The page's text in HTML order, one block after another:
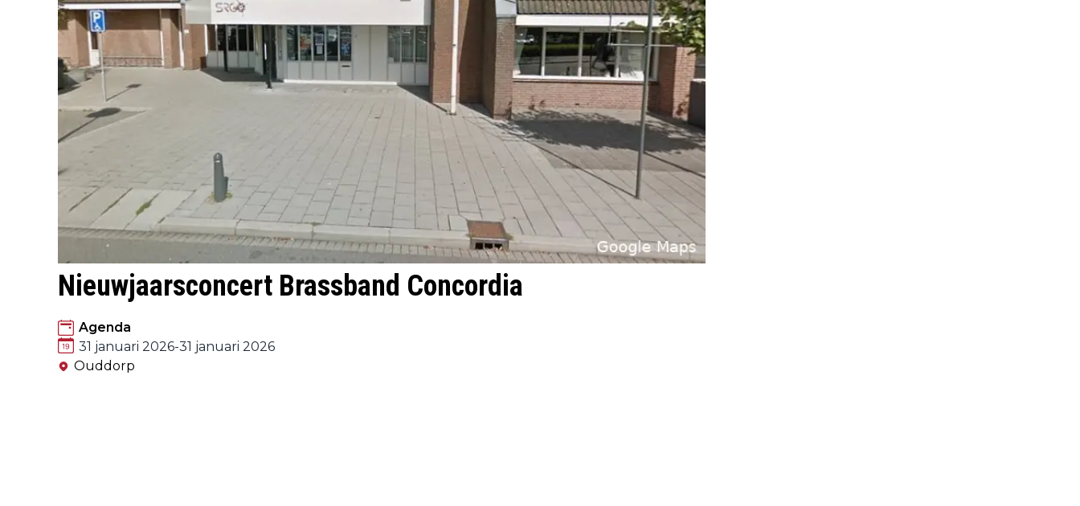
Nieuwjaarsconcert Brassband Concordia
Agenda
31 januari 2026-31 januari 2026
Ouddorp